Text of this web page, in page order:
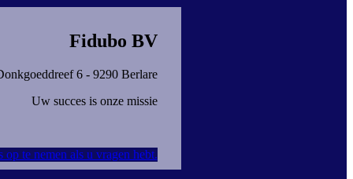
Fidubo BV
6 - 9290 Berlare
Uw succes is onze missie
te nemen als u vragen hebt.